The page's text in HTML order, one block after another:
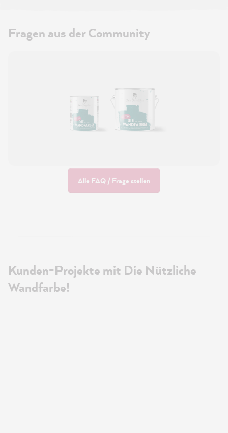
Fragen aus der Community
Alle FAQ / Frage stellen
Kunden-Projekte mit Die Nützliche
Wandfarbe!